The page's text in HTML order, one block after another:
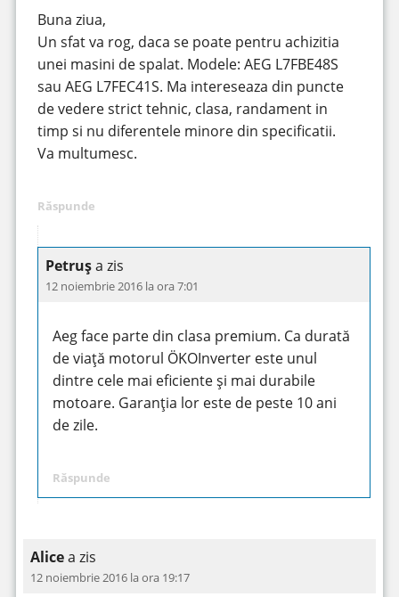
Buna ziua,
Un sfat va rog, daca se poate pentru achizitia
unei masini de spalat. Modele: AEG L7FBE48S
sau AEG L7FEC41S. Ma intereseaza din puncte
de vedere strict tehnic, clasa, randament in
timp si nu diferentele minore din specificatii.
Va multumesc.
Răspunde
Petrușa zis
12 noiembrie 2016 la ora 7:01
Aeg face parte din clasa premium. Ca durată
de viață motorul ÖKOInverter este unul
dintre cele mai eficiente și mai durabile
motoare. Garanția lor este de peste 10 ani
de zile.
Răspunde
Alicea zis
12 noiembrie 2016 la ora 19:17